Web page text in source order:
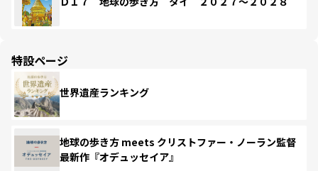
特設ページ
世界遺産ランキング
地球の歩き方 meets クリストファー・ノーラン監督
最新作『オデュッセイア』